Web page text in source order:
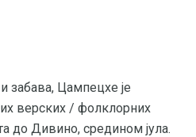
забава, Цампецхе је
верских / фолклорних
до Дивино, средином јула.